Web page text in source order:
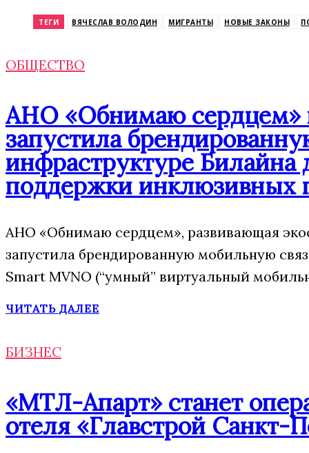
ТЕГИ ВЯЧЕСЛАВ ВОЛОДИН МИГРАНТЫ НОВЫЕ ЗАКОНЫ
ОБЩЕСТВО
АНО «Обнимаю сердцем»
запустила
инфраструктуре Билайна
поддержки инклюзивных
АНО «Обнимаю сердцем», развивающая
запустила брендированную мобильную
Smart MVNO (“умный” виртуальный
ЧИТАТЬ ДАЛЕЕ
БИЗНЕС
«МТЛ-Апарт» станет
отеля «Главстрой Санкт-